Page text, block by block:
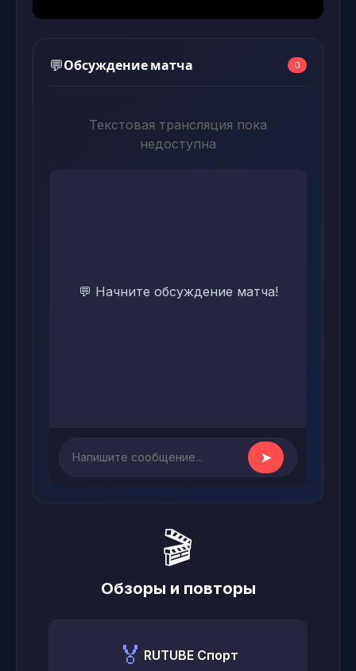
💬Обсуждение матча 0
Текстовая трансляция пока
недоступна
💬 Начните обсуждение матча!
➤
🎬
Обзоры и повторы
🏅 RUTUBE Спорт